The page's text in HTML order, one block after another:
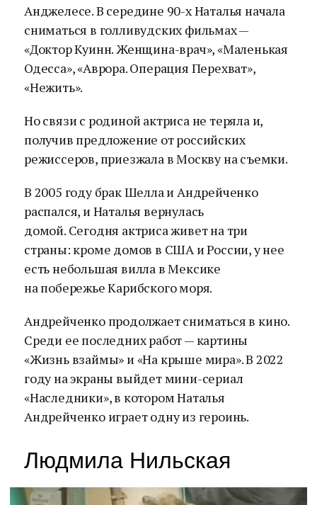
Анджелесе. В середине 90-х Наталья начала
сниматься в голливудских фильмах —
«Доктор Куинн. Женщина-врач», «Маленькая
Одесса», «Аврора. Операция Перехват»,
«Нежить».
Но связи с родиной актриса не теряла и,
получив предложение от российских
режиссеров, приезжала в Москву на съемки.
В 2005 году брак Шелла и Андрейченко
распался, и Наталья вернулась
домой. Сегодня актриса живет на три
страны: кроме домов в США и России, у нее
есть небольшая вилла в Мексике
на побережье Карибского моря.
Андрейченко продолжает сниматься в кино.
Среди ее последних работ — картины
«Жизнь взаймы» и «На крыше мира». В 2022
году на экраны выйдет мини-сериал
«Наследники», в котором Наталья
Андрейченко играет одну из героинь.
Людмила Нильская